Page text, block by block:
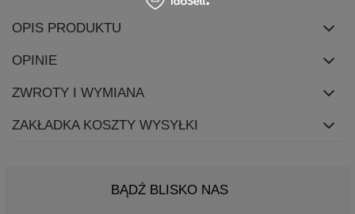
OPIS PRODUKTU
OPINIE
ZWROTY I WYMIANA
ZAKŁADKA KOSZTY WYSYŁKI
BĄDŹ BLISKO NAS